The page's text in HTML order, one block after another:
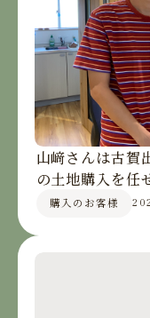
山﨑さんは古賀
の土地購入を任
購入のお客様